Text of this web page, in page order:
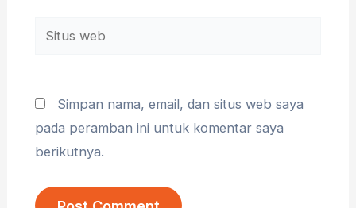
Situs
Simpan nama, email, dan situs web saya
pada peramban ini untuk komentar saya
berikutnya.